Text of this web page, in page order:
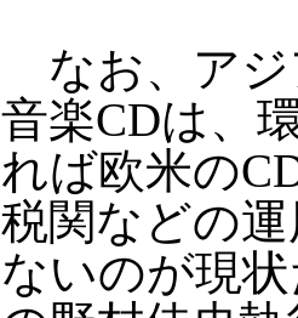
なお、アジ
音楽CDは、
れば欧米の
税関などの
ないのが現